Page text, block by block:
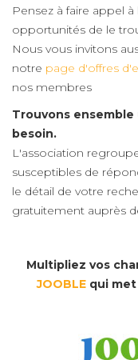
Pensez à faire appel
opportunités de le
Nous vous invitons
notre page d'offres
nos membres
Trouvons
besoin.
L'association
susceptibles de
le détail de votre
gratuitement auprès
Multipliez vos
JOOBLE qui